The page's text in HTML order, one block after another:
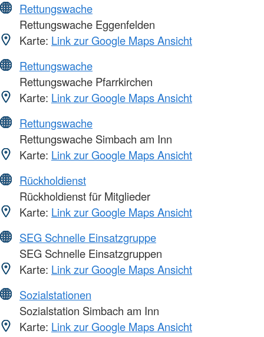
Rettungswache
Rettungswache Eggenfelden
Karte: Link zur Google Maps Ansicht
Rettungswache
Rettungswache Pfarrkirchen
Karte: Link zur Google Maps Ansicht
Rettungswache
Rettungswache Simbach am Inn
Karte: Link zur Google Maps Ansicht
Rückholdienst
Rückholdienst für Mitglieder
Karte: Link zur Google Maps Ansicht
SEG Schnelle Einsatzgruppe
SEG Schnelle Einsatzgruppen
Karte: Link zur Google Maps Ansicht
Sozialstationen
Sozialstation Simbach am Inn
Karte: Link zur Google Maps Ansicht